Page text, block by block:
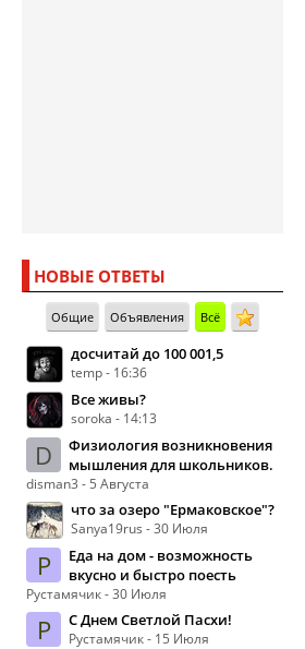
НОВЫЕ ОТВЕТЫ
Общие Объявления Всё
досчитай до 100 001,5
temp - 16:36
Все живы?
soroka - 14:13
D
Физиология возникновения
мышления для школьников.
disman3 - 5 Августа
что за озеро "Ермаковское"?
Sanya19rus - 30 Июля
Р
Еда на дом - возможность
вкусно и быстро поесть
Рустамячик - 30 Июля
Р С Днем Светлой Пасхи!
Рустамячик - 15 Июля